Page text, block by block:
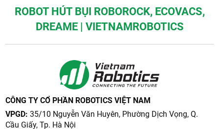
ROBOT HÚT BỤI ROBOROCK, ECOVACS,
DREAME | VIETNAMROBOTICS
CÔNG TY CỔ PHẦN ROBOTICS VIỆT NAM
VPGD: 35/10 Nguyễn Văn Huyên, Phường Dịch Vọng, Q.
Cầu Giấy, Tp. Hà Nội